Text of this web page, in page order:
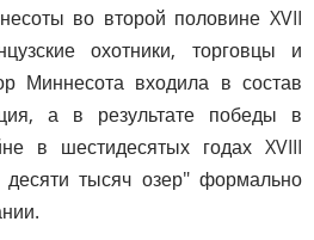
во второй половине XVII
охотники, торговцы и
Миннесота входила в состав
а в результате победы в
в шестидесятых годах XVIII
тысяч озер" формально